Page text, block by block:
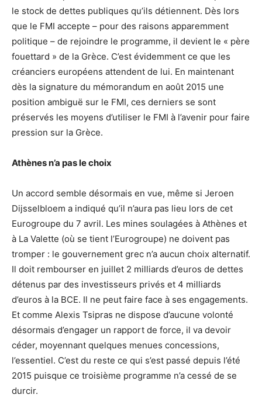
le stock de dettes publiques qu’ils détiennent. Dès lors
que le FMI accepte – pour des raisons apparemment
politique – de rejoindre le programme, il devient le « père
fouettard » de la Grèce. C’est évidemment ce que les
créanciers européens attendent de lui. En maintenant
dès la signature du mémorandum en août 2015 une
position ambiguë sur le FMI, ces derniers se sont
préservés les moyens d’utiliser le FMI à l’avenir pour faire
pression sur la Grèce.
Athènes n’a pas le choix
Un accord semble désormais en vue, même si Jeroen
Dijsselbloem a indiqué qu’il n’aura pas lieu lors de cet
Eurogroupe du 7 avril. Les mines soulagées à Athènes et
à La Valette (où se tient l’Eurogroupe) ne doivent pas
tromper : le gouvernement grec n’a aucun choix alternatif.
Il doit rembourser en juillet 2 milliards d’euros de dettes
détenus par des investisseurs privés et 4 milliards
d’euros à la BCE. Il ne peut faire face à ses engagements.
Et comme Alexis Tsipras ne dispose d’aucune volonté
désormais d’engager un rapport de force, il va devoir
céder, moyennant quelques menues concessions,
l’essentiel. C’est du reste ce qui s’est passé depuis l’été
2015 puisque ce troisième programme n’a cessé de se
durcir.